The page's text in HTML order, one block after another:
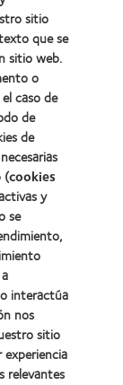
sitio
que se
sitio web.
o
caso de
de
de
(cookies
y
se
interactúa
nos
sitio
relevantes